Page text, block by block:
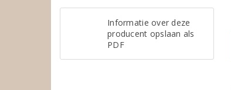
Informatie over deze
producent opslaan als
PDF